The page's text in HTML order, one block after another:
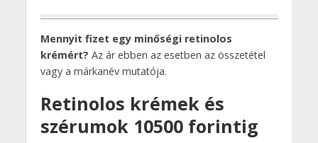
Mennyit fizet egy minőségi retinolos
krémért? Az ár ebben az esetben az összetétel
vagy a márkanév mutatója.
Retinolos krémek és
szérumok 10500 forintig